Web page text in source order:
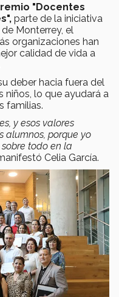
"Docentes
parte de la iniciativa
Monterrey, el
organizaciones han
calidad de vida a
deber hacia fuera del
niños, lo que ayudará a
familias.
y esos valores
alumnos, porque yo
todo en la
Celia García.